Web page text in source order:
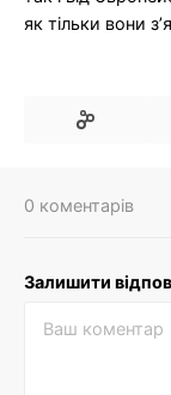
як тільки вони
0 коментарів
Залишити